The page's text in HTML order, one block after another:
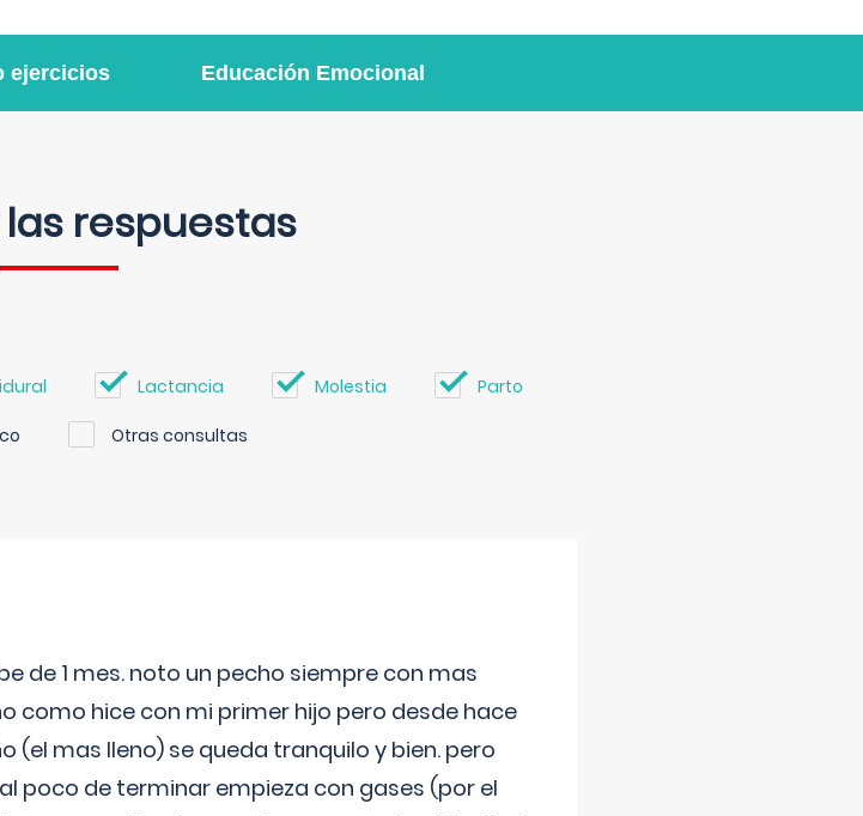
ejercicios Educación Emocional
respuestas
Lactancia Molestia Parto
Otras consultas
de 1 mes. noto un pecho siempre con mas
como hice con mi primer hijo pero desde hace
(el mas lleno) se queda tranquilo y bien. pero
poco de terminar empieza con gases (por el